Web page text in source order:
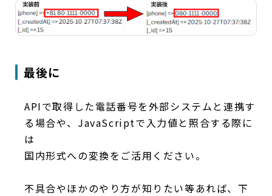
		}
    }
}
最後に
APIで取得した電話番号を外部システムと連携す
る場合や、JavaScriptで入力値と照合する際に
は
国内形式への変換をご活用ください。
不具合やほかのやり方が知りたい等あれば、下